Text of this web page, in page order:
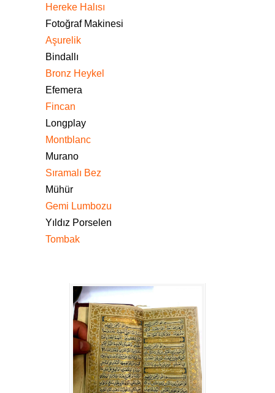
Hereke Halısı
Fotoğraf Makinesi
Aşurelik
Bindallı
Bronz Heykel
Efemera
Fincan
Longplay
Montblanc
Murano
Sıramalı Bez
Mühür
Gemi Lumbozu
Yıldız Porselen
Tombak